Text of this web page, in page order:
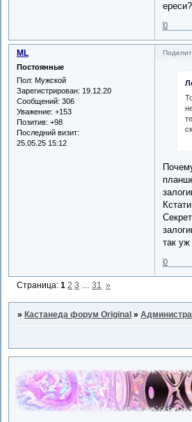
ереси?
0
ML
Постоянные
Пол: Мужской
Зарегистрирован: 19.12.20
Сообщений: 306
Уважение: +153
Позитив: +98
Последний визит:
25.05.25 15:12
так уж
0
Страница:1 2 3 … 31 »
»Кастанеда форум Original »